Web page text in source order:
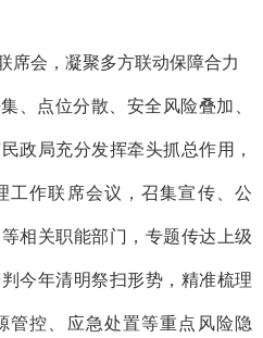
席会，凝聚多方联动保障合力
、点位分散、安全风险叠加、
政局充分发挥牵头抓总作用，
工作联席会议，召集宣传、公
相关职能部门，专题传达上级
今年清明祭扫形势，精准梳理
管控、应急处置等重点风险隐